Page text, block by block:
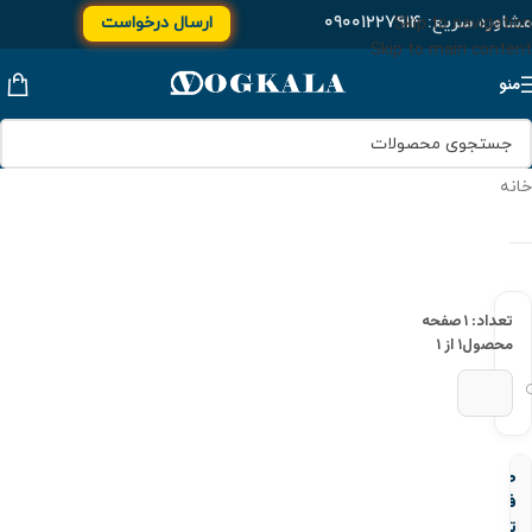
Skip to navigation
Skip to main content
مشاوره سریع:۰۹۰۰۱۲۲۷۹۱۴ ارسال درخواست
منو
خانه
تعداد: ۱
محصول
صفحه
۱ از ۱
صافی
فلنجدار